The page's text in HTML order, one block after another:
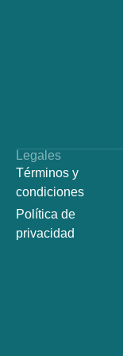
Legales
Términos y
condiciones
Política de
privacidad